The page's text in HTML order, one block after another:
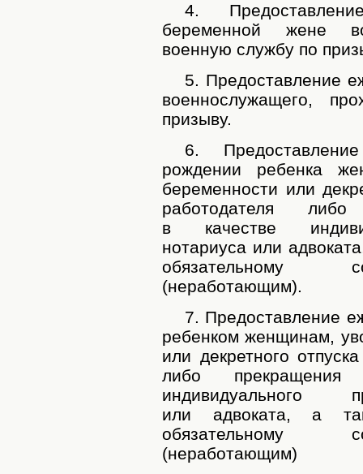
4.
беременной жене
военную службу по
5. Предоставление
военнослужащего,
призыву.
6. Предоставление
рождении ребенка
беременности или
работодателя либо
в качестве
нотариуса или
обязательному
(неработающим).
7. Предоставление
ребенком женщинам,
или декретного
либо прекращения
индивидуального
или адвоката, а
обязательному
(неработающим)